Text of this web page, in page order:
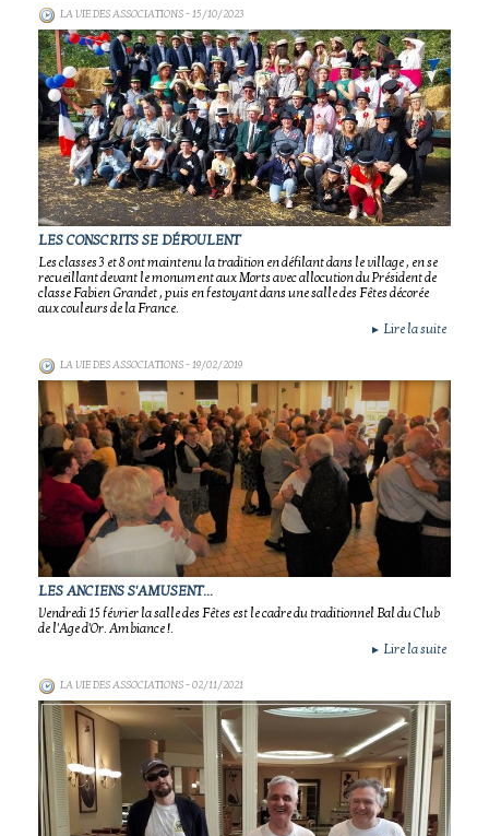
LA VIE DES ASSOCIATIONS- 15/10/2023
LES CONSCRITS SE DÉFOULENT
Les classes 3 et 8 ont maintenu la tradition en défilant dans le village , en se
recueillant devant le monument aux Morts avec allocution du Président de
classe Fabien Grandet , puis en festoyant dans une salle des Fêtes décorée
aux couleurs de la France.
► Lire la suite
LA VIE DES ASSOCIATIONS- 19/02/2019
LES ANCIENS S'AMUSENT...
Vendredi 15 février la salle des Fêtes est le cadre du traditionnel Bal du Club
de l'Age d'Or. Ambiance !.
► Lire la suite
LA VIE DES ASSOCIATIONS- 02/11/2021